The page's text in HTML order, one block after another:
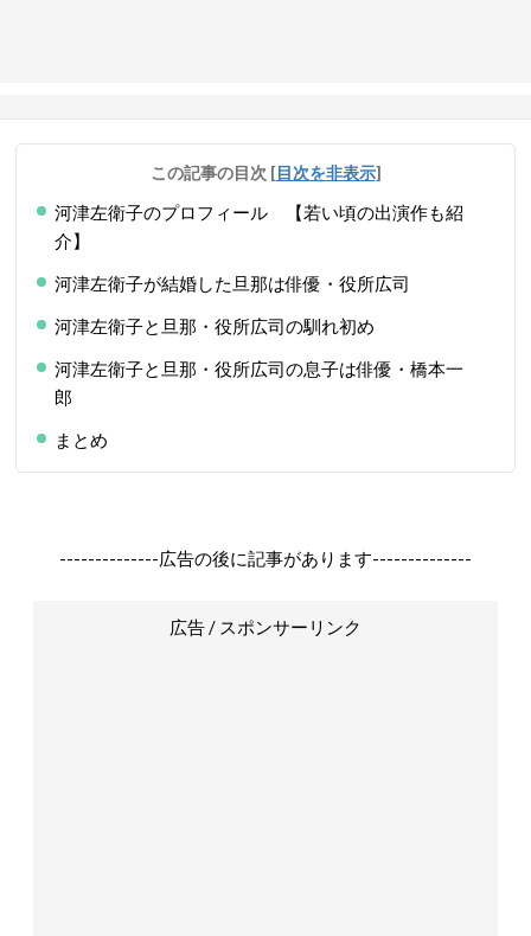
この記事の目次 [目次を非表示]
河津左衛子のプロフィール 【若い頃の出演作も紹
介】
河津左衛子が結婚した旦那は俳優・役所広司
河津左衛子と旦那・役所広司の馴れ初め
河津左衛子と旦那・役所広司の息子は俳優・橋本一
郎
まとめ
--------------広告の後に記事があります--------------
広告 / スポンサーリンク